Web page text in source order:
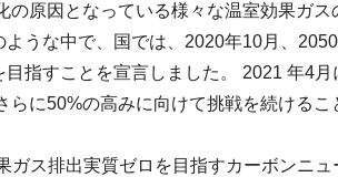
原因となっている様々な温室効果ガス
うな中で、国では、2020年10月、
指すことを宣言しました。 2021 年4月
に50%の高みに向けて挑戦を続けるこ
ス排出実質ゼロを目指すカーボンニュ